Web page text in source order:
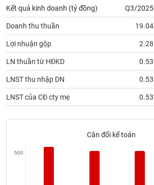
Kết quả kinh doanh (tỷ đồng) Q3/2025
Doanh thu thuần 19.04
Lợi nhuận gộp 2.28
LN thuần từ HĐKD 0.53
LNST thu nhập DN 0.53
LNST của CĐ cty mẹ 0.53
Cân đối kế toán
500
tức
(-)
Bài
viết
của
giả
(-)
Báo
(-)